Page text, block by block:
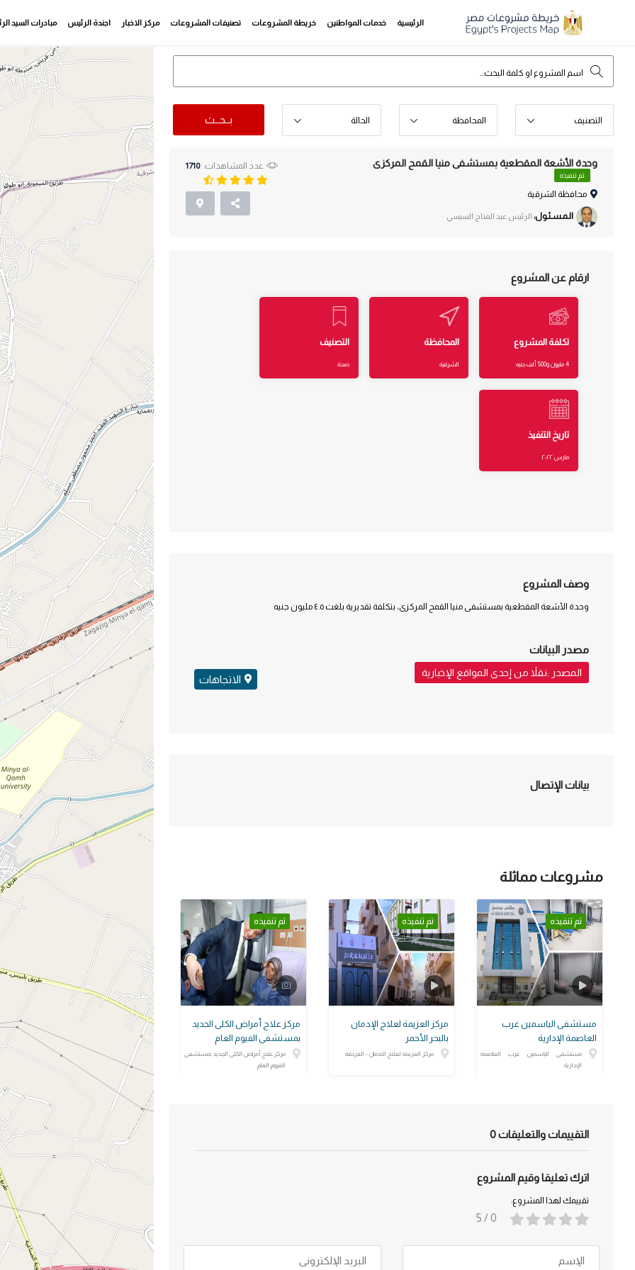
الرئيسية خدمات المواطنين خريطة المشروعات تصنيفات المشروعات مركز الاخبار اجندة الرئيس مبادرات السيد
التصنيف المحافظة الحالة بــحــث
وحدة الأشعة المقطعية بمستشفى منيا القمح المركزى
تم تنفيذه
محافظة الشرقية
الـمـسـئـول: الرئيس عبد الفتاح السيسي
عدد المشاهدات: 1710
ارقام عن المشروع
تكلفة المشروع
4 مليون و500 ألف جنيه
المحافظة
الشرقية
التصنيف
صحة
تاريخ التنفيذ
مارس ٢٠٢٢
وصف المشروع
وحدة الأشعة المقطعية بمستشفى منيا القمح المركزى، بتكلفة تقديرية بلغت ٤.٥ مليون جنيه
مصدر البيانات
المصدر :نقلاً من إحدى المواقع الإخبارية
الاتجاهات
بيانات الإتصال
مشروعات مماثلة
تم تنفيذه
مركز علاج أمراض الكلى الجديد
بمستشفى الفيوم العام
مركز علاج أمراض الكلى الجديد بمستشفى
الفيوم العام
تم تنفيذه
مركز العزيمة لعلاج الإدمان
بالبحر الأحمر
مركز العزيمة لعلاج الادمان - الغردقة
تم تنفيذه
مستشفى الياسمين غرب
العاصمة الإدارية
مستشفى الياسمين غرب العاصمة
الإدارية
التقييمات والتعليقات0
اترك تعليقا وقيم المشروع
تقييمك لهذا المشروع:
0
/ 5